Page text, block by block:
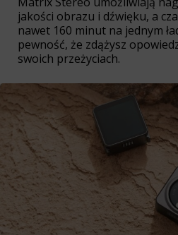
jakości obrazu i dźwięku, a
nawet 160 minut na jednym
pewność, że zdążysz
swoich przeżyciach.